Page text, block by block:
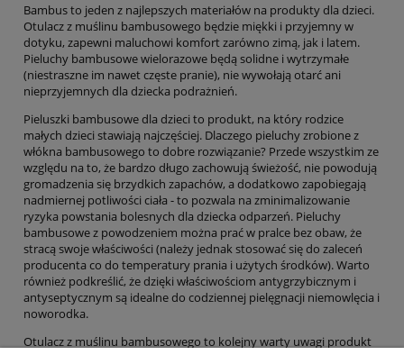
Bambus to jeden z najlepszych materiałów na produkty dla dzieci.
Otulacz z muślinu bambusowego będzie miękki i przyjemny w
dotyku, zapewni maluchowi komfort zarówno zimą, jak i latem.
Pieluchy bambusowe wielorazowe będą solidne i wytrzymałe
(niestraszne im nawet częste pranie), nie wywołają otarć ani
nieprzyjemnych dla dziecka podrażnień.
Pieluszki bambusowe dla dzieci to produkt, na który rodzice
małych dzieci stawiają najczęściej. Dlaczego pieluchy zrobione z
włókna bambusowego to dobre rozwiązanie? Przede wszystkim ze
względu na to, że bardzo długo zachowują świeżość, nie powodują
gromadzenia się brzydkich zapachów, a dodatkowo zapobiegają
nadmiernej potliwości ciała - to pozwala na zminimalizowanie
ryzyka powstania bolesnych dla dziecka odparzeń. Pieluchy
bambusowe z powodzeniem można prać w pralce bez obaw, że
stracą swoje właściwości (należy jednak stosować się do zaleceń
producenta co do temperatury prania i użytych środków). Warto
również podkreślić, że dzięki właściwościom antygrzybicznym i
antyseptycznym są idealne do codziennej pielęgnacji niemowlęcia i
noworodka.
Otulacz z muślinu bambusowego to kolejny warty uwagi produkt